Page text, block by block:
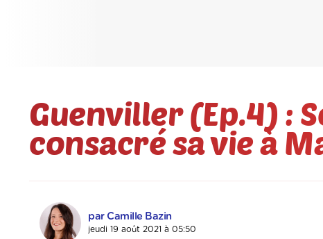
Guenviller (Ep.4) :
consacré sa vie à
par Camille Bazin
jeudi 19 août 2021 à 05:50